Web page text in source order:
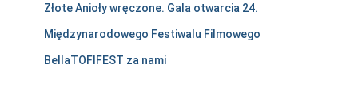
Złote Anioły wręczone. Gala otwarcia 24.
Międzynarodowego Festiwalu Filmowego
BellaTOFIFEST za nami